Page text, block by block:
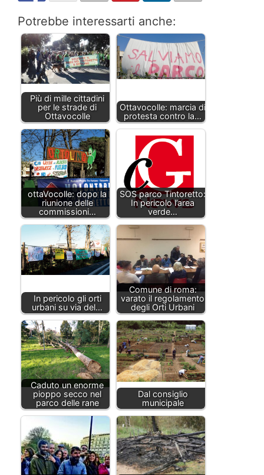
Potrebbe interessarti anche:
Più di mille cittadini
per le strade di
Ottavocolle
Ottavocolle: marcia di
protesta contro la…
ottaVocolle: dopo la
riunione delle
commissioni…
SOS parco Tintoretto:
In pericolo l’area
verde…
In pericolo gli orti
urbani su via del…
Comune di roma:
varato il regolamento
degli Orti Urbani
Caduto un enorme
pioppo secco nel
parco delle rane
Dal consiglio
municipale